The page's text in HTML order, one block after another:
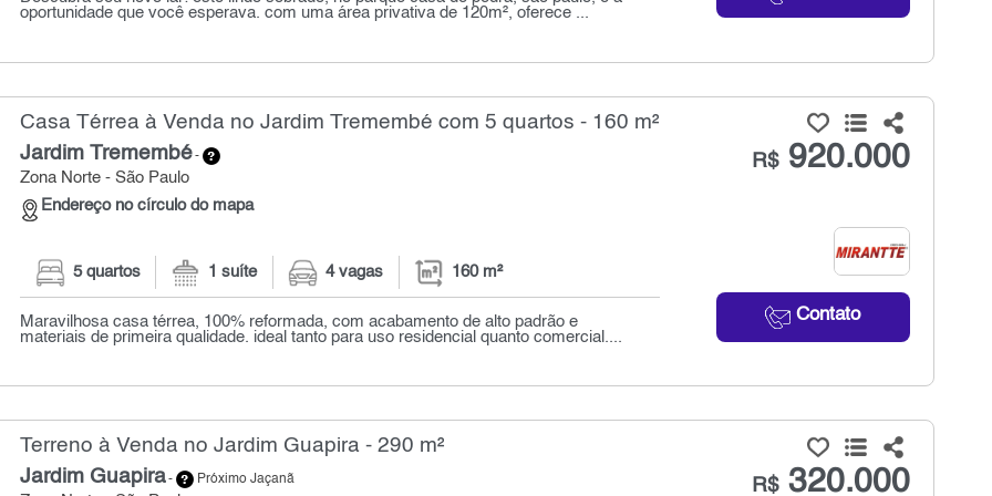
oportunidade que você esperava. com uma área privativa de 120m², oferece ...
Casa Térrea à Venda no Jardim Tremembé com 5 quartos - 160 m²
Jardim Tremembé-
Zona Norte - São Paulo
Endereço no círculo do mapa
R$920.000
Contato
5 quartos 1 suíte 4 vagas 160 m²
Maravilhosa casa térrea, 100% reformada, com acabamento de alto padrão e
materiais de primeira qualidade. ideal tanto para uso residencial quanto comercial....
Terreno à Venda no Jardim Guapira - 290 m²
Jardim Guapira- Próximo Jaçanã R$320.000